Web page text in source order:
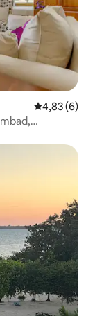
Gemiddelde
4,83 (6)